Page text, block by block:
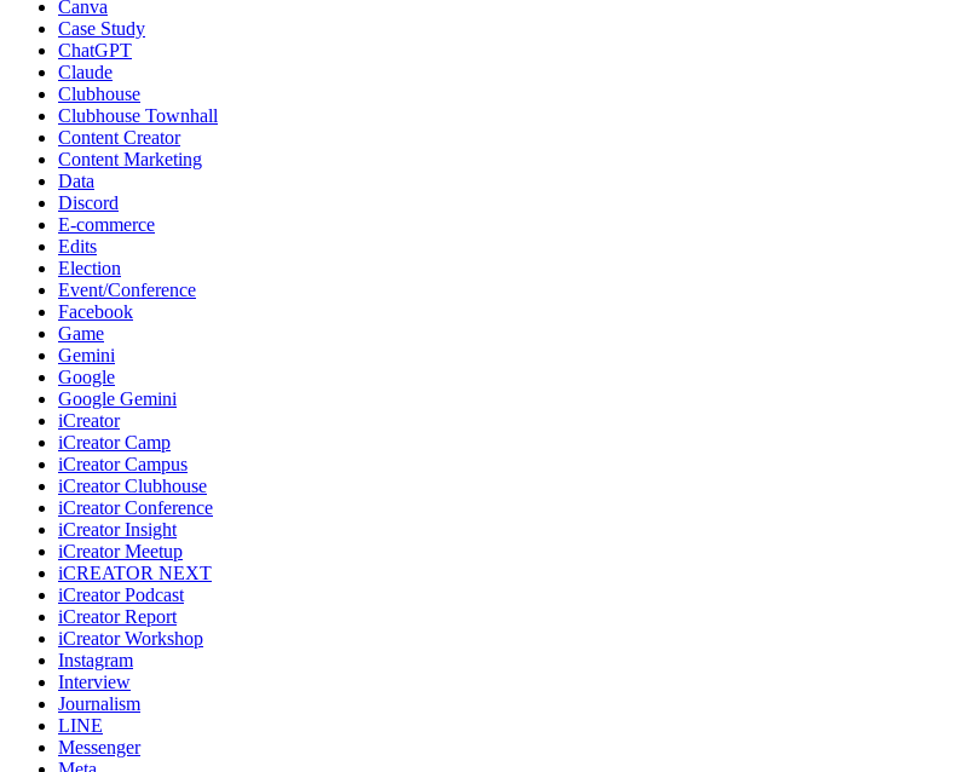
Canva
Case Study
ChatGPT
Claude
Clubhouse
Clubhouse Townhall
Content Creator
Content Marketing
Data
Discord
E-commerce
Edits
Election
Event/Conference
Facebook
Game
Gemini
Google
Google Gemini
iCreator
iCreator Camp
iCreator Campus
iCreator Clubhouse
iCreator Conference
iCreator Insight
iCreator Meetup
iCREATOR NEXT
iCreator Podcast
iCreator Report
iCreator Workshop
Instagram
Interview
Journalism
LINE
Messenger